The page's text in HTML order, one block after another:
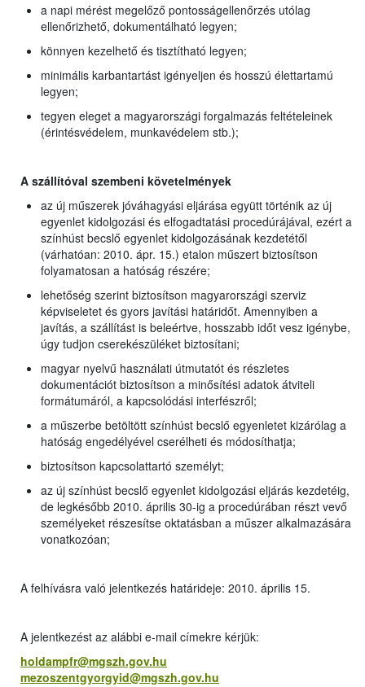
a napi mérést megelőző pontosságellenőrzés utólag
ellenőrizhető, dokumentálható legyen;
könnyen kezelhető és tisztítható legyen;
minimális karbantartást igényeljen és hosszú élettartamú
legyen;
tegyen eleget a magyarországi forgalmazás feltételeinek
(érintésvédelem, munkavédelem stb.);
A szállítóval szembeni követelmények
az új műszerek jóváhagyási eljárása együtt történik az új
egyenlet kidolgozási és elfogadtatási procedúrájával, ezért a
színhúst becslő egyenlet kidolgozásának kezdetétől
(várhatóan: 2010. ápr. 15.) etalon műszert biztosítson
folyamatosan a hatóság részére;
lehetőség szerint biztosítson magyarországi szerviz
képviseletet és gyors javítási határidőt. Amennyiben a
javítás, a szállítást is beleértve, hosszabb időt vesz igénybe,
úgy tudjon cserekészüléket biztosítani;
magyar nyelvű használati útmutatót és részletes
dokumentációt biztosítson a minősítési adatok átviteli
formátumáról, a kapcsolódási interfészről;
a műszerbe betöltött színhúst becslő egyenletet kizárólag a
hatóság engedélyével cserélheti és módosíthatja;
biztosítson kapcsolattartó személyt;
az új színhúst becslő egyenlet kidolgozási eljárás kezdetéig,
de legkésőbb 2010. április 30-ig a procedúrában részt vevő
személyeket részesítse oktatásban a műszer alkalmazására
vonatkozóan;
A felhívásra való jelentkezés határideje: 2010. április 15.
A jelentkezést az alábbi e-mail címekre kérjük:
holdampfr@mgszh.gov.hu
mezoszentgyorgyid@mgszh.gov.hu